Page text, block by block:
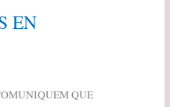
EN
QUE